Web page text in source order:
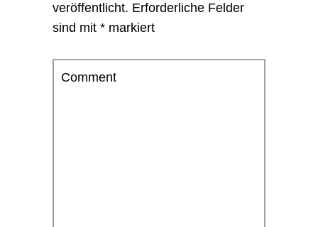
veröffentlicht. Erforderliche Felder
sind mit * markiert